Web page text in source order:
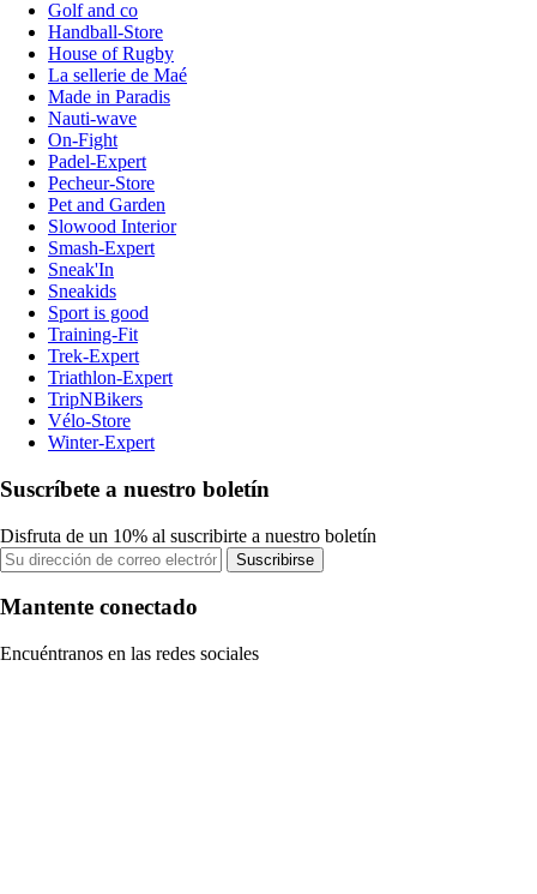
Golf and co
Handball-Store
House of Rugby
La sellerie de Maé
Made in Paradis
Nauti-wave
On-Fight
Padel-Expert
Pecheur-Store
Pet and Garden
Slowood Interior
Smash-Expert
Sneak'In
Sneakids
Sport is good
Training-Fit
Trek-Expert
Triathlon-Expert
TripNBikers
Vélo-Store
Winter-Expert
Suscríbete a nuestro boletín
Disfruta de un 10% al suscribirte a nuestro boletín
Suscribirse
Mantente conectado
Encuéntranos en las redes sociales